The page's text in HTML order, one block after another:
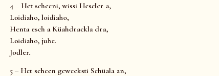
4 – Het scheeni, wissi Heseler a,
Loidiaho, loidiaho,
Henta esch a Küahdrackla dra,
Loidiaho, juhe.
Jodler.
5 – Het scheen gewecksti Schüala an,